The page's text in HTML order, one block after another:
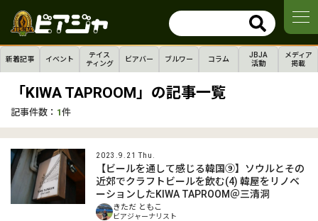
新着記事 イベント
テイス
ティング
ビアバー ブルワー コラム
JBJA
活動
メディア
掲載
「KIWA TAPROOM」の記事一覧
記事件数： 1件
2023.9.21 Thu.
【ビールを通して感じる韓国⑨】ソウルとその
近郊でクラフトビールを飲む(4) 韓屋をリノベ
ーションしたKIWA TAPROOM＠三清洞
きただ ともこ
ビアジャーナリスト